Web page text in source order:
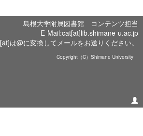
島根大学附属図書館 コンテンツ担当
E-Mail:cat[at]lib.shimane-u.ac.jp
[at]は@に変換してメールをお送りください。
Copyright（C）Shimane University